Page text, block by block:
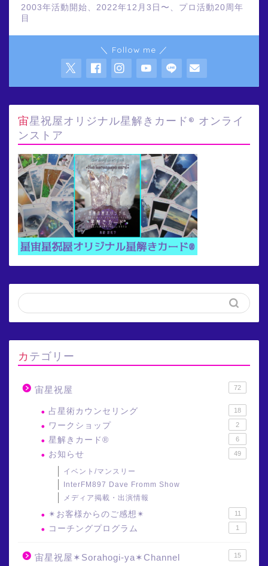
2003年活動開始、2022年12月3日〜、プロ活動20周年
目
＼ Follow me ／
宙星祝屋オリジナル星解きカード® オンライ
ンストア
カテゴリー
宙星祝屋 72
占星術カウンセリング 18
ワークショップ 2
星解きカード® 6
お知らせ 49
イベント/マンスリー
InterFM897 Dave Fromm Show
メディア掲載・出演情報
✴︎お客様からのご感想✴︎ 11
コーチングプログラム 1
宙星祝屋✶Sorahogi-ya✶Channel 15